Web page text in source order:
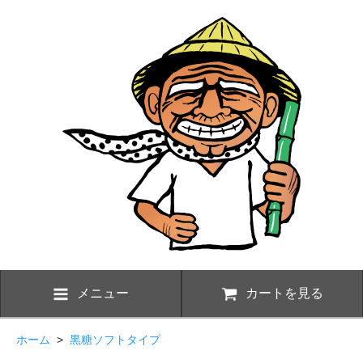
メニュー カートを見る
ホーム > 黒糖ソフトタイプ